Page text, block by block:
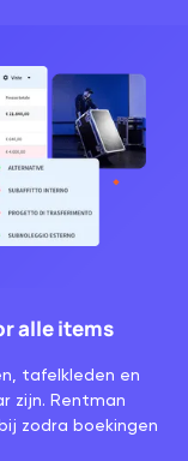
alle items
tafelkleden en
zijn. Rentman
zodra boekingen